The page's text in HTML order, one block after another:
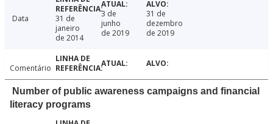
Data
31 de
janeiro
de 2014
3 de
junho
de 2019
31 de
dezembro
de 2019
Comentário
Number of public awareness campaigns and financial
literacy programs